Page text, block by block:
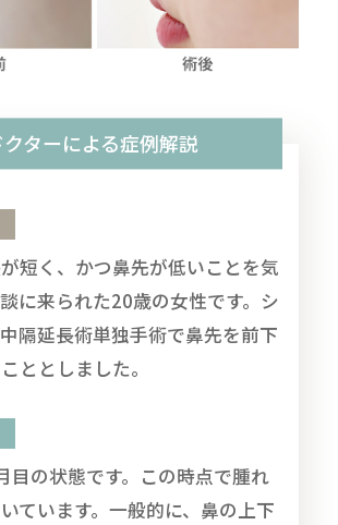
クターによる症例解説
短く、かつ鼻先が低いことを気
に来られた20歳の女性です。シ
隔延長術単独手術で鼻先を前下
ととしました。
目の状態です。この時点で腫れ
ています。一般的に、鼻の上下